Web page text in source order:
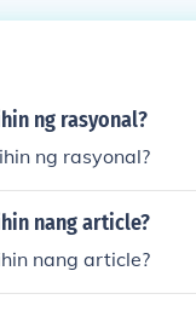
ng rasyonal?
ng rasyonal?
nang article?
nang article?